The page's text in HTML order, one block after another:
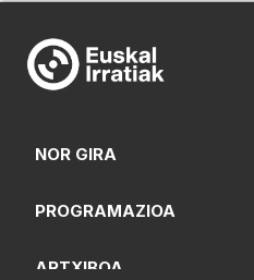
NOR GIRA
PROGRAMAZIOA
ARTXIBOA